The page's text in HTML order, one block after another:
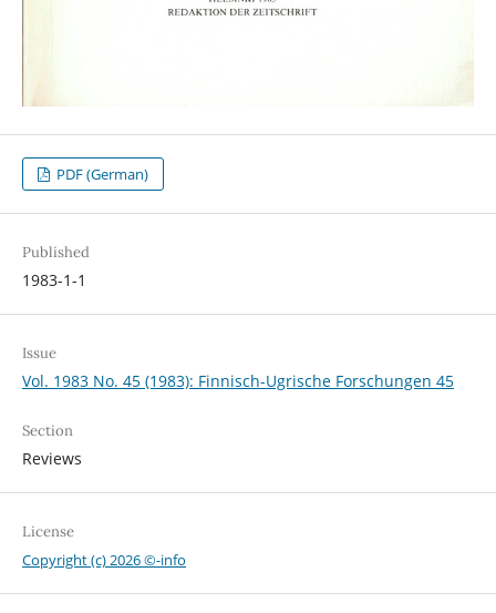
PDF (German)
Published
1983-1-1
Issue
Vol. 1983 No. 45 (1983): Finnisch-Ugrische Forschungen 45
Section
Reviews
License
Copyright (c) 2026 ©-info